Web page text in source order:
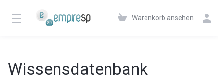
Warenkorb ansehen
Wissensdatenbank